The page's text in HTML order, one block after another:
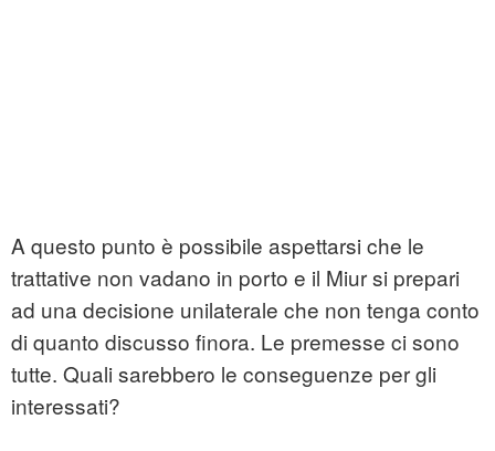
A questo punto è possibile aspettarsi che le
trattative non vadano in porto e il Miur si prepari
ad una decisione unilaterale che non tenga conto
di quanto discusso finora. Le premesse ci sono
tutte. Quali sarebbero le conseguenze per gli
interessati?